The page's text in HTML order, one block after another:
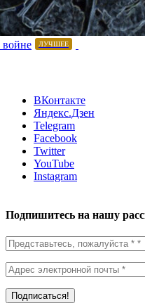
ЛУЧШЕЕ
ВКонтакте
Яндекс.Дзен
Telegram
Facebook
Twitter
YouTube
Instagram
Подпишитесь на нашу